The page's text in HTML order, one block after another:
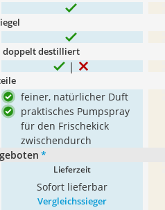
destilliert
feiner, natürlicher Duft
praktisches Pumpspray
für den Frischekick
zwischendurch
*
Lieferzeit
Sofort lieferbar
Vergleichssieger